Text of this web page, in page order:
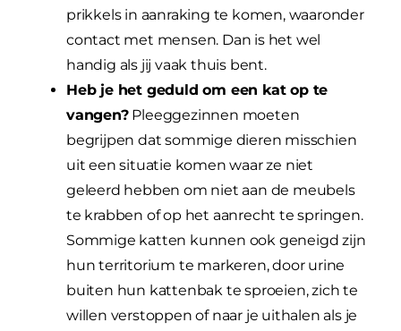
prikkels in aanraking te komen, waaronder
contact met mensen. Dan is het wel
handig als jij vaak thuis bent.
Heb je het geduld om een kat op te
vangen?Pleeggezinnen moeten
begrijpen dat sommige dieren misschien
uit een situatie komen waar ze niet
geleerd hebben om niet aan de meubels
te krabben of op het aanrecht te springen.
Sommige katten kunnen ook geneigd zijn
hun territorium te markeren, door urine
buiten hun kattenbak te sproeien, zich te
willen verstoppen of naar je uithalen als je